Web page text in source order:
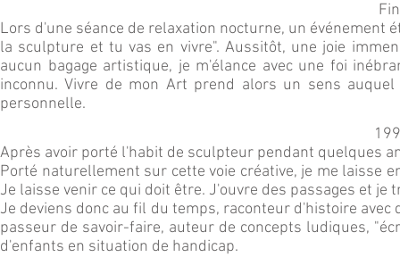
Lors d'une séance de relaxation nocturne, un événement
la sculpture et tu vas en vivre". Aussitôt, une joie
aucun bagage artistique, je m'élance avec une foi
inconnu. Vivre de mon Art prend alors un sens
personnelle.
Après avoir porté l'habit de sculpteur pendant quelques
Porté naturellement sur cette voie créative, je me laisse
Je laisse venir ce qui doit être. J'ouvre des passages et je
Je deviens donc au fil du temps, raconteur d'histoire
passeur de savoir-faire, auteur de concepts ludiques,
d'enfants en situation de handicap.